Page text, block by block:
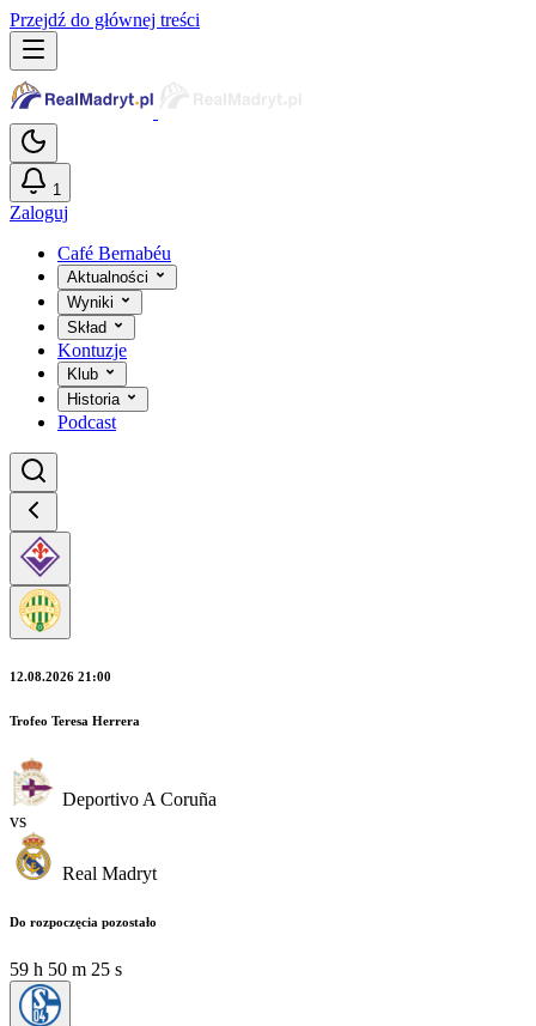
Przejdź do głównej treści
1
Zaloguj
Café Bernabéu
Aktualności
Wyniki
Skład
Kontuzje
Klub
Historia
Podcast
12.08.2026 21:00
Trofeo Teresa Herrera
Deportivo A Coruña
vs
Real Madryt
Do rozpoczęcia pozostało
59 h 50 m 24 s